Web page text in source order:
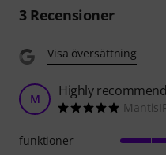
3Recensioner
Visa översättning
M Highly
funktioner